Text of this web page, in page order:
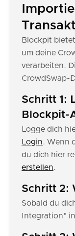
Blockpit
um deine
verarbeiten.
CrowdSwap-
Schritt 1:
Blockpit-
Logge dich
Login. Wenn
du dich hier
erstellen.
Schritt 2:
Sobald du
Integration"